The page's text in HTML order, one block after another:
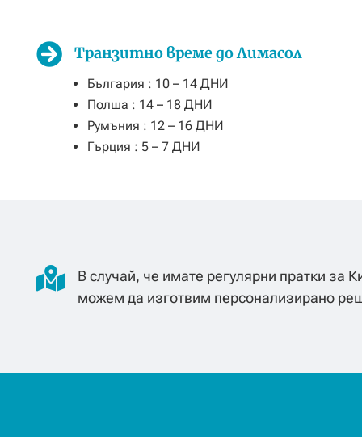
 Транзитно време до Лимасол
България : 10 – 14 ДНИ
Полша : 14 – 18 ДНИ
Румъния : 12 – 16 ДНИ
Гърция : 5 – 7 ДНИ

В случай, че имате регулярни пратки за
можем да изготвим персонализирано